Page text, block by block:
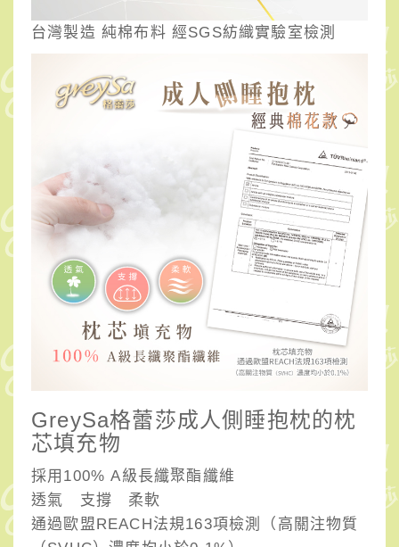
台灣製造 純棉布料 經SGS紡織實驗室檢測
GreySa格蕾莎成人側睡抱枕的枕
芯填充物
採用100% A級長纖聚酯纖維
透氣 支撐 柔軟
通過歐盟REACH法規163項檢測（高關注物質